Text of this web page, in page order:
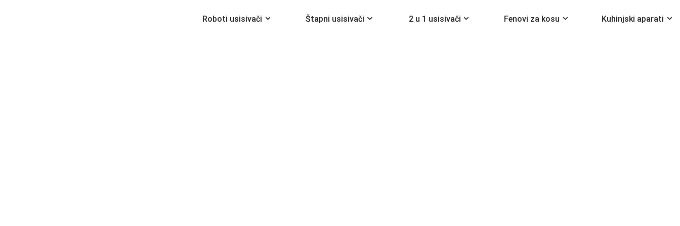
Roboti usisivači Štapni usisivači 2 u 1 usisivači Fenovi za kosu Kuhinjski aparati